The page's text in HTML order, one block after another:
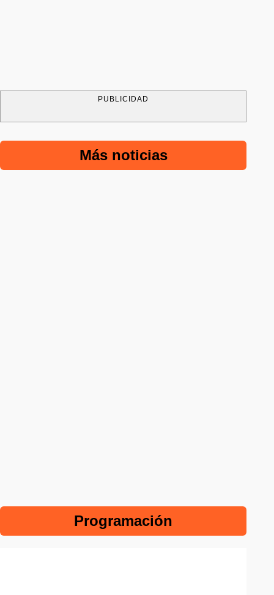
PUBLICIDAD
Más noticias
Programación